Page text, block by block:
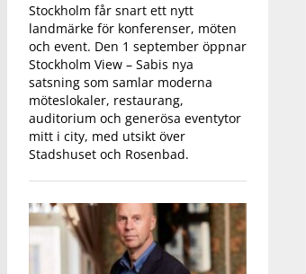
Stockholm får snart ett nytt
landmärke för konferenser, möten
och event. Den 1 september öppnar
Stockholm View – Sabis nya
satsning som samlar moderna
möteslokaler, restaurang,
auditorium och generösa eventytor
mitt i city, med utsikt över
Stadshuset och Rosenbad.